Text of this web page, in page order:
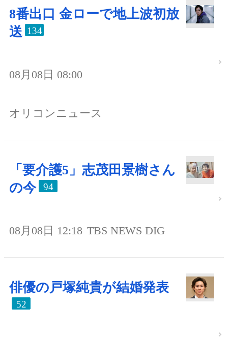
8番出口 金ローで地上波初放
送 134
08月08日 08:00
オリコンニュース
「要介護5」志茂田景樹さん
の今
94
08月08日 12:18 TBS NEWS DIG
俳優の戸塚純貴が結婚発表
52